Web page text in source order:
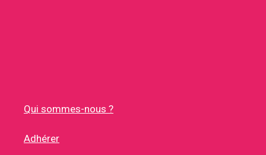
Qui sommes-nous ?
Adhérer